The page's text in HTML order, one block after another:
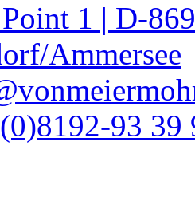
1 | D-
Ammersee
93 39